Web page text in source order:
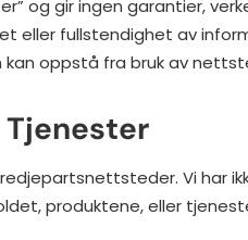
og gir ingen garantier,
fullstendighet av
oppstå fra bruk av
Tjenester
Vi har
produktene, eller